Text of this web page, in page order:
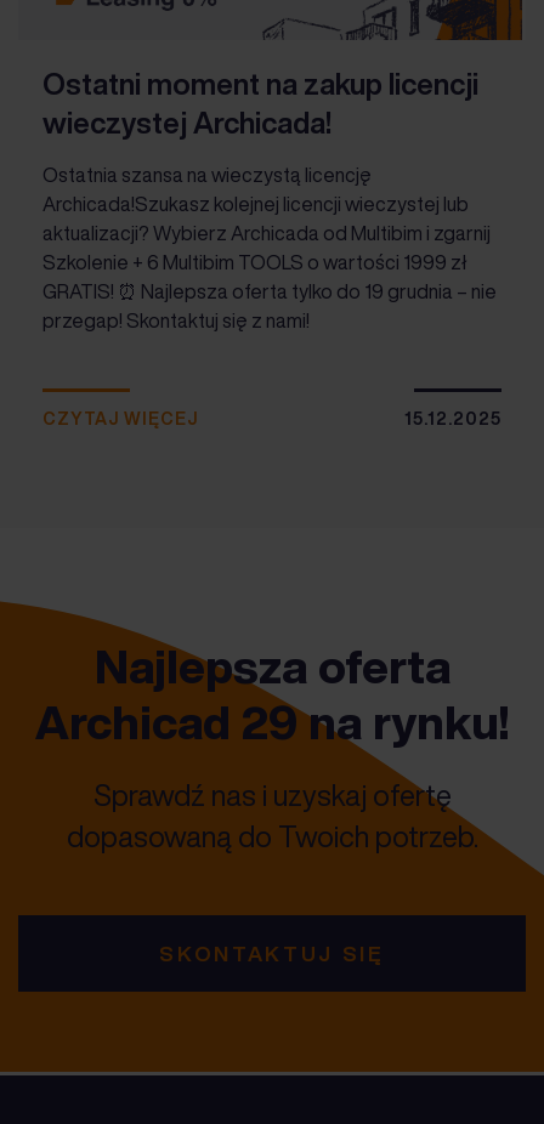
Ostatni moment na zakup licencji
wieczystej Archicada!
Ostatnia szansa na wieczystą licencję
Archicada!Szukasz kolejnej licencji wieczystej lub
aktualizacji? Wybierz Archicada od Multibim i zgarnij
Szkolenie + 6 Multibim TOOLS o wartości 1999 zł
GRATIS! ⏰ Najlepsza oferta tylko do 19 grudnia – nie
przegap! Skontaktuj się z nami!
CZYTAJ WIĘCEJ 15.12.2025
Najlepsza oferta
Archicad 29 na rynku!
Sprawdź nas i uzyskaj ofertę
dopasowaną do Twoich potrzeb.
SKONTAKTUJ SIĘ